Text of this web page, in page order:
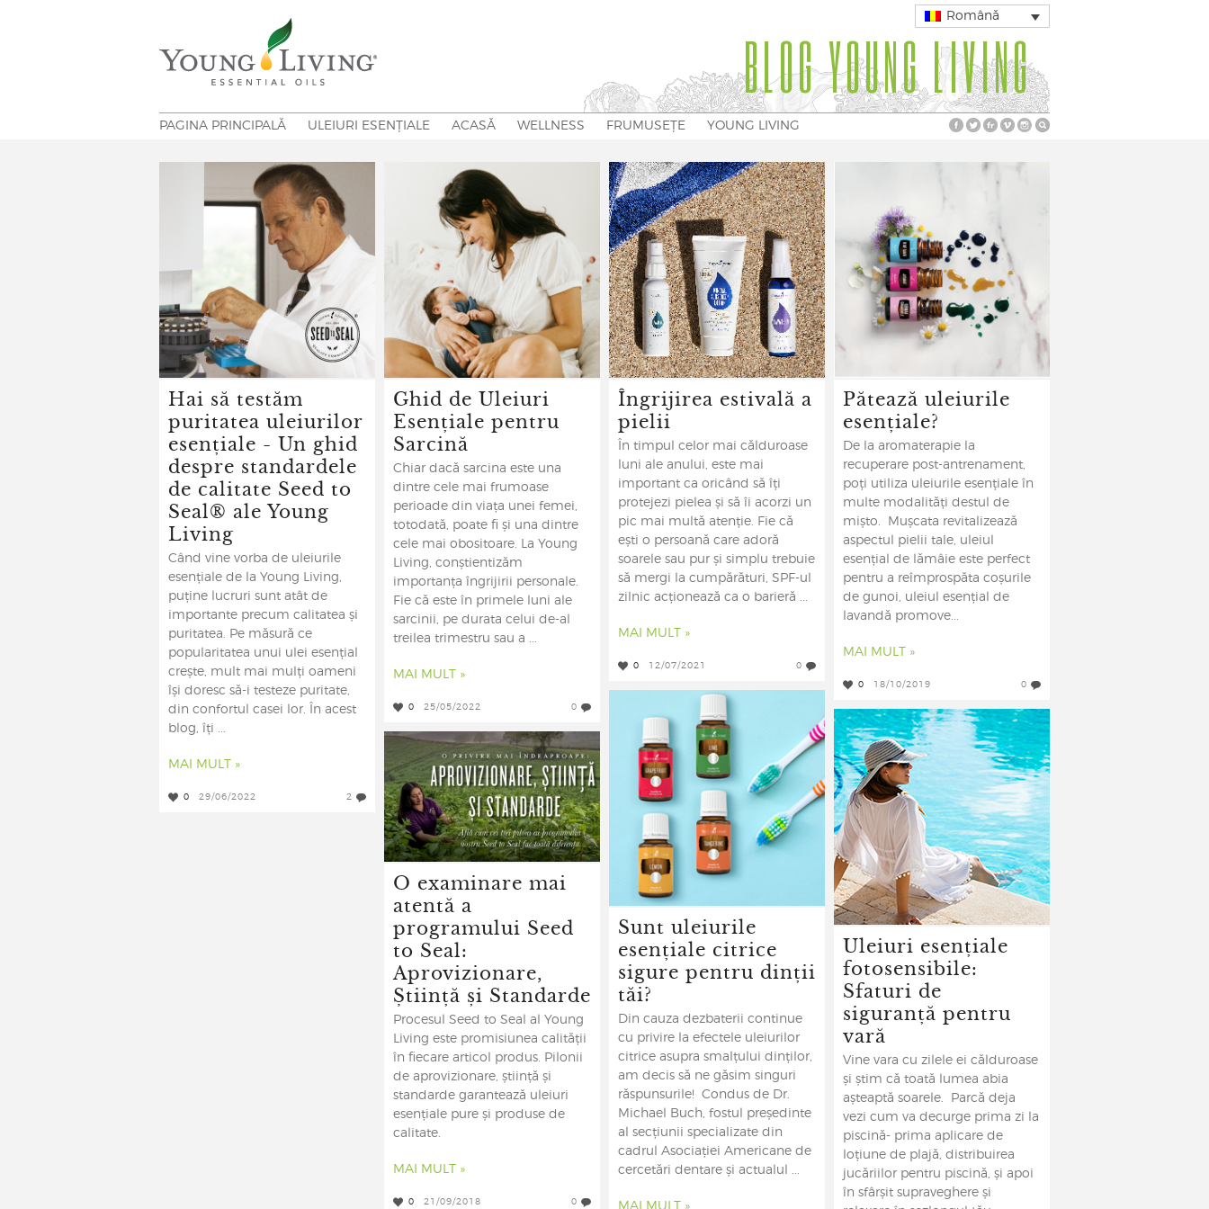
Română
BLOG YOUNG LIVING
PAGINA PRINCIPALĂ ULEIURI ESENȚIALE ACASĂ WELLNESS FRUMUSEȚE YOUNG LIVING
Hai să testăm
puritatea uleiurilor
esențiale - Un ghid
despre standardele
de calitate Seed to
Seal® ale Young
Living
Când vine vorba de uleiurile
esențiale de la Young Living,
puține lucruri sunt atât de
importante precum calitatea și
puritatea. Pe măsură ce
popularitatea unui ulei esențial
crește, mult mai mulți oameni
își doresc să-i testeze puritate,
din confortul casei lor. În acest
blog, îți ...
MAI MULT »
0 29/06/2022 2
Ghid de Uleiuri
Esențiale pentru
Sarcină
Chiar dacă sarcina este una
dintre cele mai frumoase
perioade din viața unei femei,
totodată, poate fi și una dintre
cele mai obositoare. La Young
Living, conștientizăm
importanța îngrijirii personale.
Fie că este în primele luni ale
sarcinii, pe durata celui de-al
treilea trimestru sau a ...
MAI MULT »
0 25/05/2022 0
Îngrijirea estivală a
pielii
În timpul celor mai călduroase
luni ale anului, este mai
important ca oricând să îți
protejezi pielea și să îi acorzi un
pic mai multă atenție. Fie că
ești o persoană care adoră
soarele sau pur și simplu trebuie
să mergi la cumpărături, SPF-ul
zilnic acționează ca o barieră ...
MAI MULT »
0 12/07/2021 0
Pătează uleiurile
esențiale?
De la aromaterapie la
recuperare post-antrenament,
poți utiliza uleiurile esențiale în
multe modalități destul de
mișto. Mușcata revitalizează
aspectul pielii tale, uleiul
esențial de lămâie este perfect
pentru a reîmprospăta coșurile
de gunoi, uleiul esențial de
lavandă promove...
MAI MULT »
0 18/10/2019 0
Sunt uleiurile
esențiale citrice
sigure pentru dinții
tăi?
Din cauza dezbaterii continue
cu privire la efectele uleiurilor
citrice asupra smalțului dinților,
am decis să ne găsim singuri
răspunsurile! Condus de Dr.
Michael Buch, fostul președinte
al secțiunii specializate din
cadrul Asociației Americane de
cercetări dentare și actualul ...
MAI MULT »
Uleiuri esențiale
fotosensibile:
Sfaturi de
siguranță pentru
vară
Vine vara cu zilele ei călduroase
și știm că toată lumea abia
așteaptă soarele. Parcă deja
vezi cum va decurge prima zi la
piscină- prima aplicare de
loțiune de plajă, distribuirea
jucăriilor pentru piscină, și apoi
în sfârșit supraveghere și
O examinare mai
atentă a
programului Seed
to Seal:
Aprovizionare,
Știință și Standarde
Procesul Seed to Seal al Young
Living este promisiunea calității
în fiecare articol produs. Pilonii
de aprovizionare, știință și
standarde garantează uleiuri
esențiale pure și produse de
calitate.
MAI MULT »
0 21/09/2018 0